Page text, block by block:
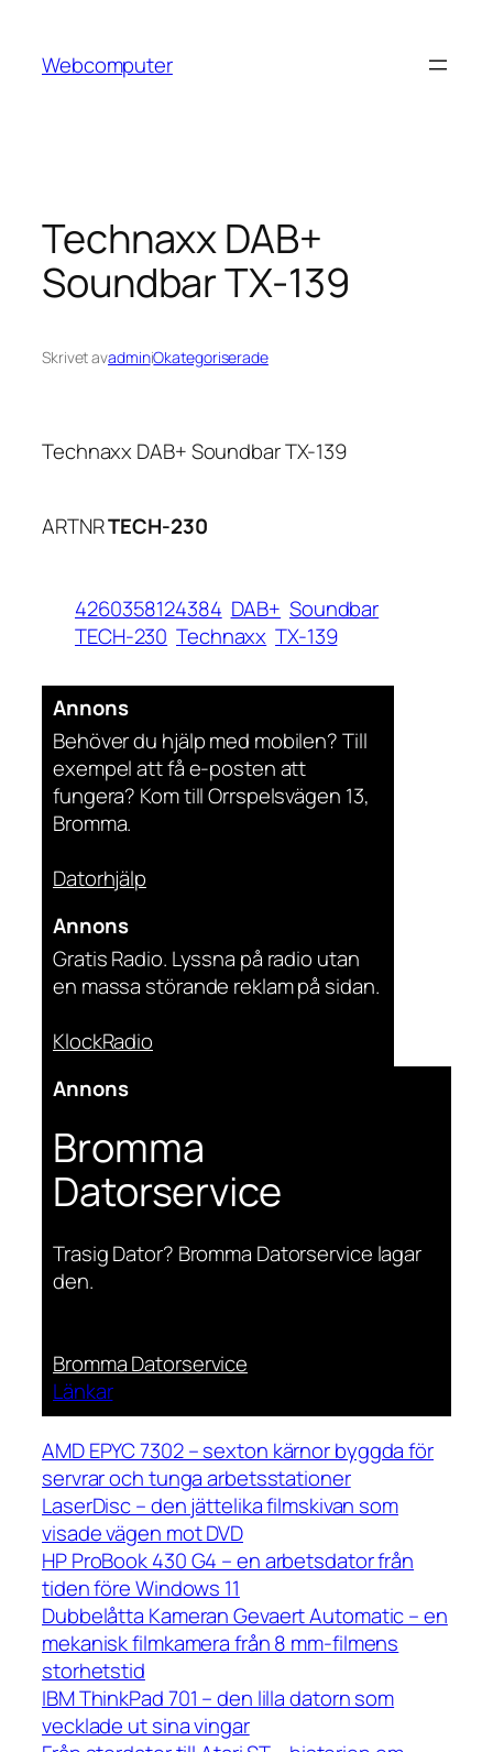
innehåll
Webcomputer
Technaxx DAB+
Soundbar TX-139
Skrivet avadminiOkategoriserade
Technaxx DAB+ Soundbar TX-139
ARTNRTECH-230
4260358124384 DAB+ Soundbar
TECH-230 Technaxx TX-139
Annons
Behöver du hjälp med mobilen? Till
exempel att få e-posten att
fungera? Kom till Orrspelsvägen 13,
Bromma.
Datorhjälp
Annons
Gratis Radio. Lyssna på radio utan
en massa störande reklam på sidan.
KlockRadio
Annons
Bromma
Datorservice
Trasig Dator? Bromma Datorservice lagar
den.
Bromma Datorservice
Länkar
AMD EPYC 7302 – sexton kärnor byggda för
servrar och tunga arbetsstationer
LaserDisc – den jättelika filmskivan som
visade vägen mot DVD
HP ProBook 430 G4 – en arbetsdator från
tiden före Windows 11
Dubbelåtta Kameran Gevaert Automatic – en
mekanisk filmkamera från 8 mm-filmens
storhetstid
IBM ThinkPad 701 – den lilla datorn som
vecklade ut sina vingar